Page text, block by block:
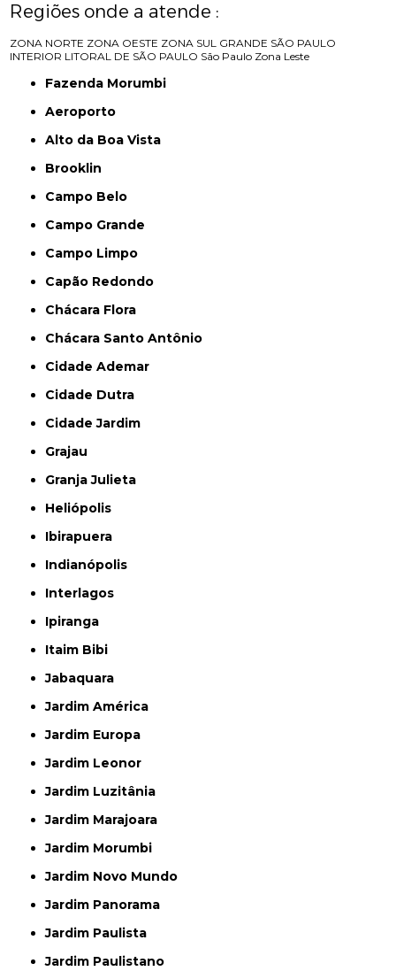
Regiões onde a atende :
ZONA NORTE ZONA OESTE ZONA SUL GRANDE SÃO PAULO
INTERIOR LITORAL DE SÃO PAULO São Paulo Zona Leste
Fazenda Morumbi
Aeroporto
Alto da Boa Vista
Brooklin
Campo Belo
Campo Grande
Campo Limpo
Capão Redondo
Chácara Flora
Chácara Santo Antônio
Cidade Ademar
Cidade Dutra
Cidade Jardim
Grajau
Granja Julieta
Heliópolis
Ibirapuera
Indianópolis
Interlagos
Ipiranga
Itaim Bibi
Jabaquara
Jardim América
Jardim Europa
Jardim Leonor
Jardim Luzitânia
Jardim Marajoara
Jardim Morumbi
Jardim Novo Mundo
Jardim Panorama
Jardim Paulista
Jardim Paulistano